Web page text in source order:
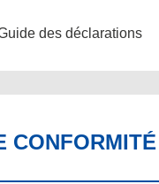
des déclarations